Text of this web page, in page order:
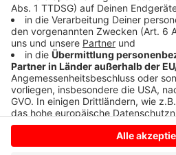
powered by
Management
Anzeige